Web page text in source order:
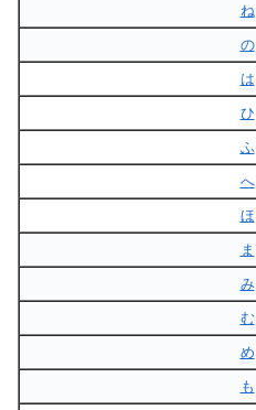
ね
の
は
ひ
ふ
へ
ほ
ま
み
む
め
も